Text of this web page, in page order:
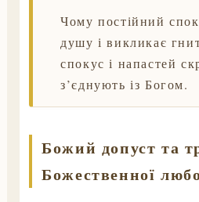
Чому постійний
душу і викликає
спокус і напастей
з’єднують із Богом.
Божий допуст та
Божественної